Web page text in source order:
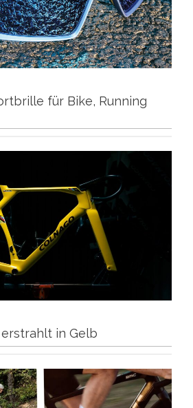
für Bike, Running
erstrahlt in Gelb